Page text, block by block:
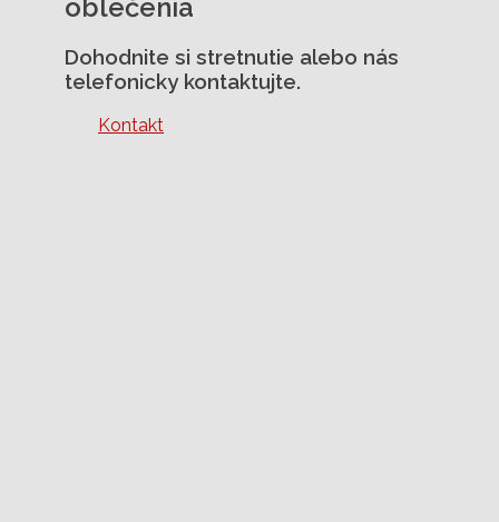
oblečenia
Dohodnite si stretnutie alebo nás
telefonicky kontaktujte.
Kontakt